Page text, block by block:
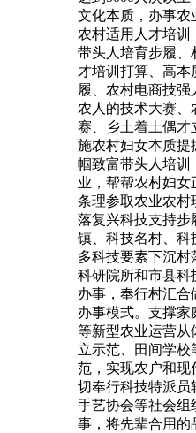
文化本质，办事农
农村适用人才培训
带头人培育步履、
才培训打算、高
履、农村电商技强
农人的技术大赛、
赛、乡土着土偶才
施农村妇女本质提
帼致富带头人培训
业，帮帮农村妇女
条理参取农业农村
落复兴科技支持步
镇、科技名村、科
多科技要素下沉村
科研院所和市县科
办事，奉行村汇
办事模式。支撑家
等新型农业运营从
立示范、田间学
范，实现农户和现
切奉行科技特派员
手艺协会等社会组
事，将先辈合用的